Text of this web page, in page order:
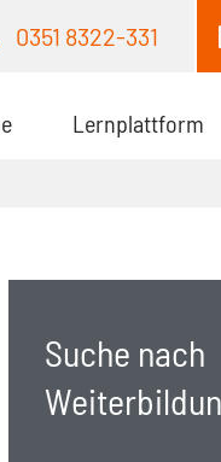
0351 8322-331
Lernplattform
Suche nach